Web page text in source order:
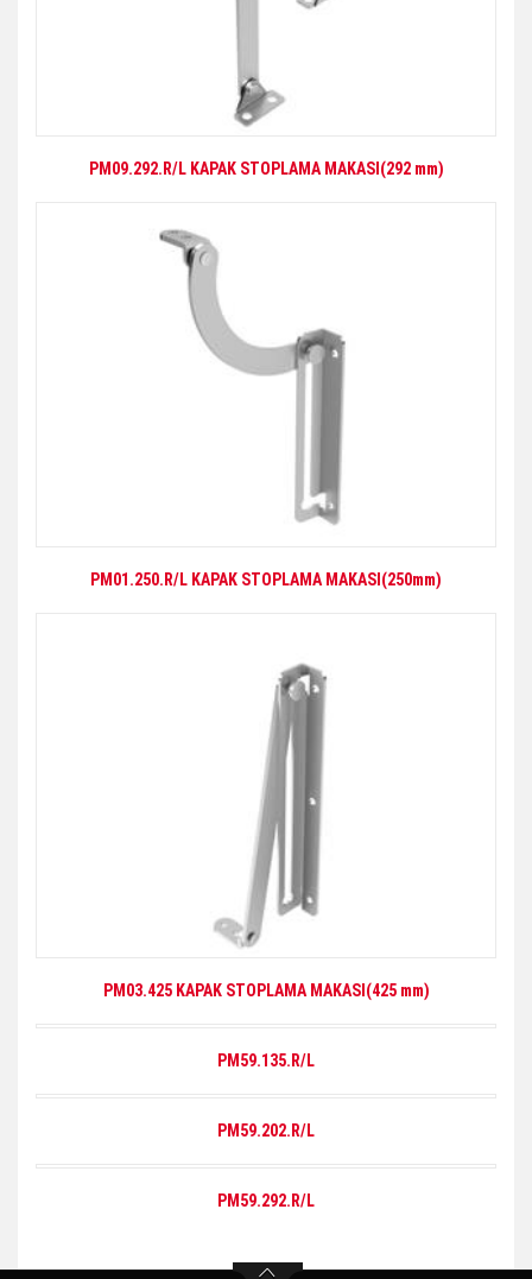
PM09.292.R/L KAPAK STOPLAMA MAKASI(292 mm)
PM01.250.R/L KAPAK STOPLAMA MAKASI(250mm)
PM03.425 KAPAK STOPLAMA MAKASI(425 mm)
PM59.135.R/L
PM59.202.R/L
PM59.292.R/L